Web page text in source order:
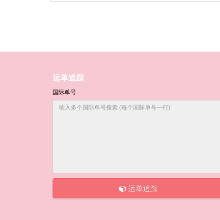
运单追踪
国际单号
运单追踪